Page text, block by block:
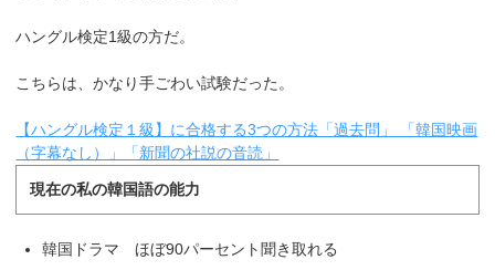
ハングル検定1級の方だ。
こちらは、かなり手ごわい試験だった。
【ハングル検定１級】に合格する3つの方法「過去問」 「韓国映画
（字幕なし）」「新聞の社説の音読」
現在の私の韓国語の能力
韓国ドラマ ほぼ90パーセント聞き取れる